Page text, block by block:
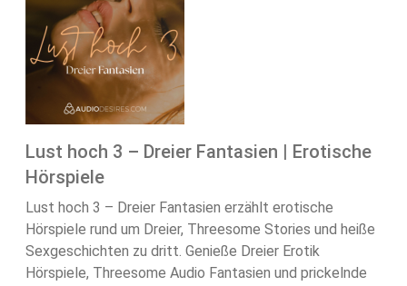
Lust hoch 3 – Dreier Fantasien | Erotische
Hörspiele
Lust hoch 3 – Dreier Fantasien erzählt erotische
Hörspiele rund um Dreier, Threesome Stories und heiße
Sexgeschichten zu dritt. Genieße Dreier Erotik
Hörspiele, Threesome Audio Fantasien und prickelnde